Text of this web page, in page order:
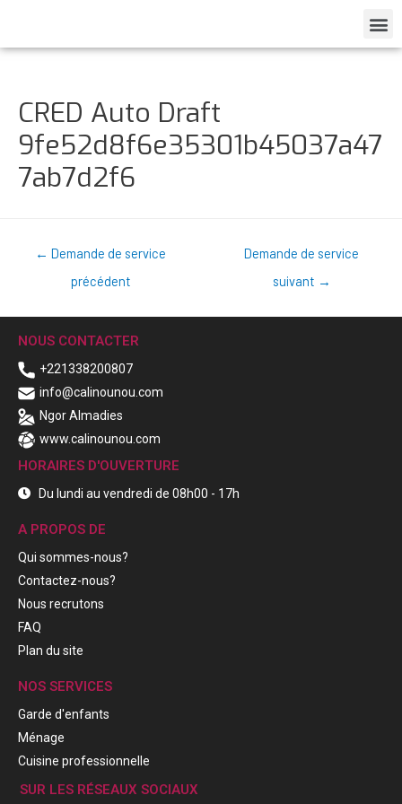
CRED Auto Draft
9fe52d8f6e35301b45037a47
7ab7d2f6
← Demande de service
précédent
Demande de service
suivant →
NOUS CONTACTER
+221338200807
info@calinounou.com
Ngor Almadies
www.calinounou.com
HORAIRES D'OUVERTURE
Du lundi au vendredi de 08h00 - 17h
A PROPOS DE
Qui sommes-nous?
Contactez-nous?
Nous recrutons
FAQ
Plan du site
NOS SERVICES
Garde d'enfants
Ménage
Cuisine professionnelle
SUR LES RÉSEAUX SOCIAUX